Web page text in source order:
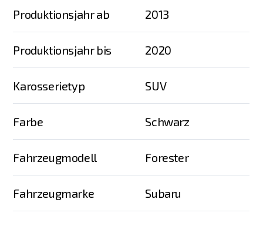
Produktionsjahr ab 2013
Produktionsjahr bis 2020
Karosserietyp SUV
Farbe Schwarz
Fahrzeugmodell Forester
Fahrzeugmarke Subaru